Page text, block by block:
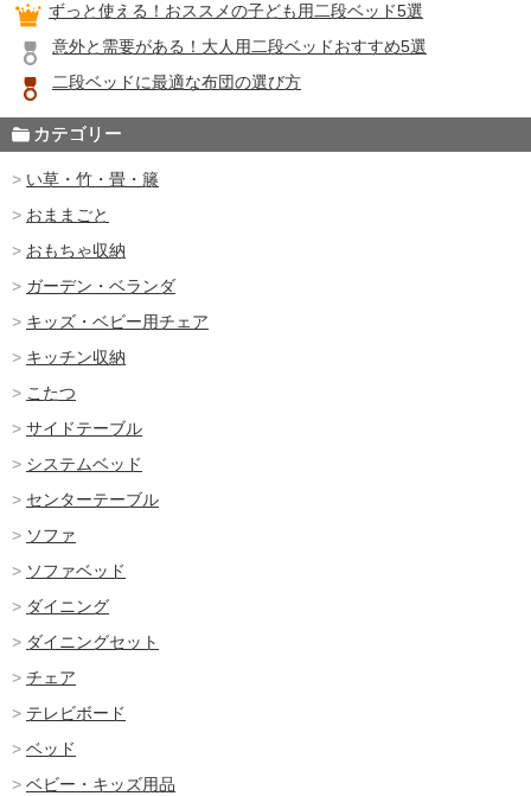
ずっと使える！おススメの子ども用二段ベッド5選
意外と需要がある！大人用二段ベッドおすすめ5選
二段ベッドに最適な布団の選び方
カテゴリー
い草・竹・畳・籐
おままごと
おもちゃ収納
ガーデン・ベランダ
キッズ・ベビー用チェア
キッチン収納
こたつ
サイドテーブル
システムベッド
センターテーブル
ソファ
ソファベッド
ダイニング
ダイニングセット
チェア
テレビボード
ベッド
ベビー・キッズ用品